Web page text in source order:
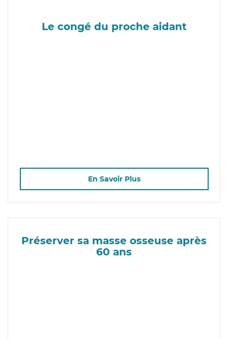
Le congé du proche aidant
En Savoir Plus
Préserver sa masse osseuse après
60 ans